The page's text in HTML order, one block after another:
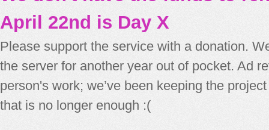
April 22nd is Day X
Please support the service with a donation.
the server for another year out of pocket. Ad
person's work; we’ve been keeping the
that is no longer enough :(